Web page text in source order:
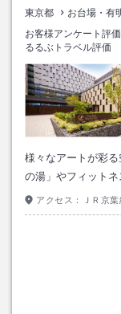
東京都 お台場・有
お客様アンケート評価
るるぶトラベル評価
様々なアートが彩
の湯」やフィットネ
アクセス： ＪＲ京